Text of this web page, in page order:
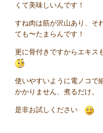
くて美味しいんです！
すね肉は筋が沢山あり、そ
ても〜たまらんです！
更に骨付きですからエキ
使いやすいように電ノコで
かかりません、煮るだけ。
是非お試しください